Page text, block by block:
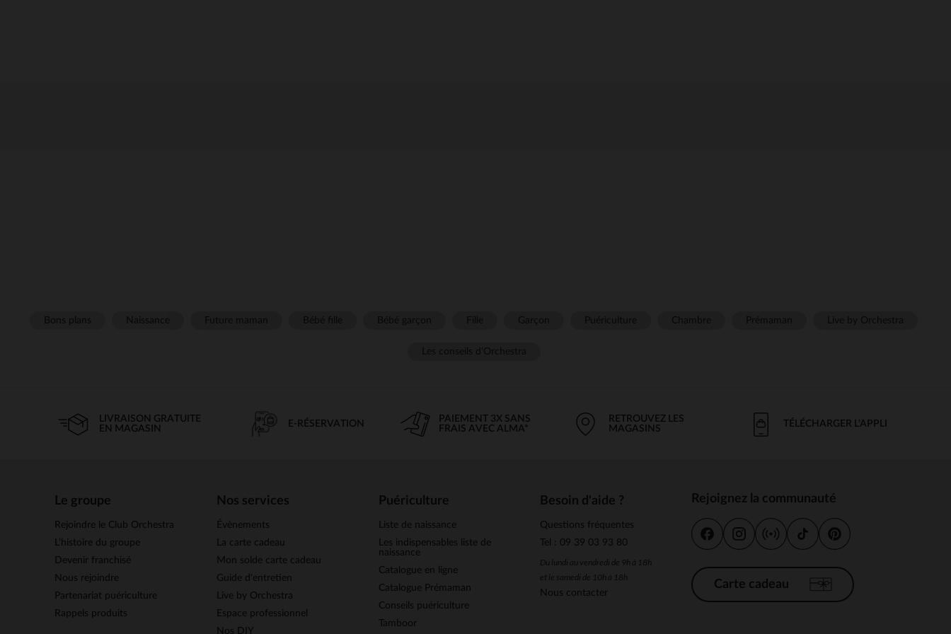
LIVRAISON GRATUITE
EN MAGASIN
E-RÉSERVATION
PAIEMENT 3X SANS
FRAIS AVEC ALMA*
RETROUVEZ LES
MAGASINS
TÉLÉCHARGER L'APPLI
Le groupe
Rejoindre le Club Orchestra
L’histoire du groupe
Devenir franchisé
Nous rejoindre
Partenariat puériculture
Rappels produits
Nos services
Évènements
La carte cadeau
Mon solde carte cadeau
Guide d'entretien
Live by Orchestra
Espace professionnel
Nos DIY
Puériculture
Liste de naissance
Les indispensables liste de
naissance
Catalogue en ligne
Catalogue Prémaman
Conseils puériculture
Tamboor
Besoin d'aide ?
Questions fréquentes
Tel : 09 39 03 93 80
Du lundi au vendredi de 9h à 18h
et le samedi de 10h à 18h
Nous contacter
Rejoignez la communauté
Carte cadeau